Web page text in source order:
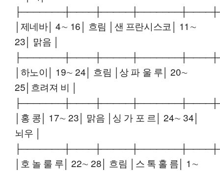
│제네바│ 4∼ 16│ 흐림 │샌 프란시스코│ 11∼
23│ 맑음 │
│하노이│ 19∼ 24│ 흐림 │상 파 울 루│ 20∼
25│흐려져 비 │
│홍 콩│ 17∼ 23│ 맑음 │싱 가 포 르│ 24∼ 34│
뇌우 │
│호 놀 룰 루│ 22∼ 28│ 흐림 │스 톡 홀 름│ 1∼